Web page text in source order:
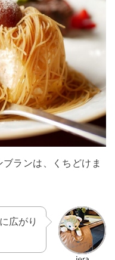
ランは、くちどけま
広がり